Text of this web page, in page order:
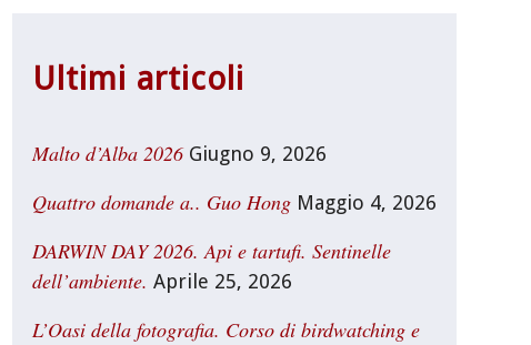
Ultimi articoli
Malto d’Alba 2026 Giugno 9, 2026
Quattro domande a.. Guo Hong Maggio 4, 2026
DARWIN DAY 2026. Api e tartufi. Sentinelle
dell’ambiente. Aprile 25, 2026
L’Oasi della fotografia. Corso di birdwatching e